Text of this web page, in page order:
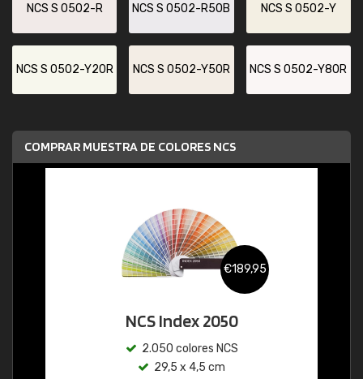
NCS S 0502-R NCS S 0502-R50B NCS S 0502-Y
NCS S 0502-Y20R NCS S 0502-Y50R NCS S 0502-Y80R
COMPRAR MUESTRA DE COLORES NCS
€189,95
NCS Index 2050
2.050 colores NCS
29,5 x 4,5 cm